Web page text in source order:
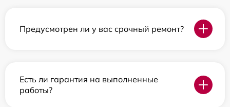
Предусмотрен ли у вас срочный ремонт?
Есть ли гарантия на выполненные
работы?